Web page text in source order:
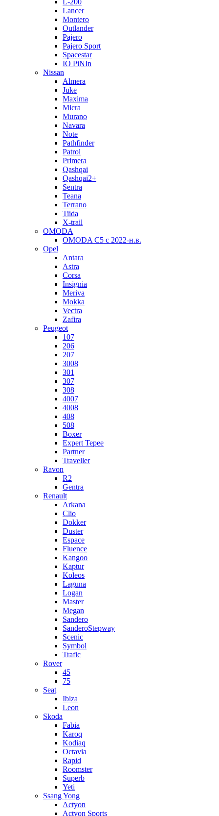
L-200
Lancer
Montero
Outlander
Pajero
Pajero Sport
Spacestar
IO PiNIn
Nissan
Almera
Juke
Maxima
Micra
Murano
Navara
Note
Pathfinder
Patrol
Primera
Qashqai
Qashqai2+
Sentra
Teana
Terrano
Tiida
X-trail
OMODA
OMODA C5 c 2022-н.в.
Opel
Antara
Astra
Corsa
Insignia
Meriva
Mokka
Vectra
Zafira
Peugeot
107
206
207
3008
301
307
308
4007
4008
408
508
Boxer
Expert Tepee
Partner
Traveller
Ravon
R2
Gentra
Renault
Arkana
Clio
Dokker
Duster
Espace
Fluence
Kangoo
Kaptur
Koleos
Laguna
Logan
Master
Megan
Sandero
SanderoStepway
Scenic
Symbol
Trafic
Rover
45
75
Seat
Ibiza
Leon
Skoda
Fabia
Karoq
Kodiaq
Octavia
Rapid
Roomster
Superb
Yeti
Ssang Yong
Actyon
Actyon Sports